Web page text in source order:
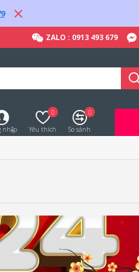
ZALO : 0913 493 679
nhập Yêu thích
0
So sánh
0